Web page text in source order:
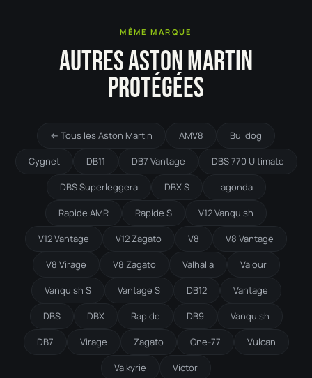
MÊME MARQUE
AUTRES ASTON MARTIN
PROTÉGÉES
← Tous les Aston Martin AMV8 Bulldog
Cygnet DB11 DB7 Vantage DBS 770 Ultimate
DBS Superleggera DBX S Lagonda
Rapide AMR Rapide S V12 Vanquish
V12 Vantage V12 Zagato V8 V8 Vantage
V8 Virage V8 Zagato Valhalla Valour
Vanquish S Vantage S DB12 Vantage
DBS DBX Rapide DB9 Vanquish
DB7 Virage Zagato One-77 Vulcan
Valkyrie Victor